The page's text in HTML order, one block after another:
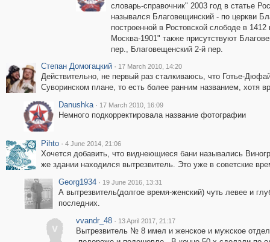
словарь-справочник" 2003 год в статье
назывался Благовещинский - по церкви
построенной в Ростовской слободе в
Москва-1901" также присутствуют
пер., Благовещенский 2-й пер.
Степан Домогацкий · 17 March 2010, 14:20
Действительно, не первый раз сталкиваюсь, что Готье-
Суворинском плане, то есть более ранним названием, хотя
Danushka · 17 March 2010, 16:09
Немного подкорректировала название фотографии
Pihto · 4 June 2014, 21:06
Хочется добавить, что виднеющиеся бани назывались
же здании находился вытрезвитель. Это уже в советские
Georg1934 · 19 June 2016, 13:31
А вытрезвитель(долгое время-женский) чуть левее и
последних.
v
vvandr_48 · 13 April 2017, 21:17
Вытрезвитель № 8 имел и женское и мужское